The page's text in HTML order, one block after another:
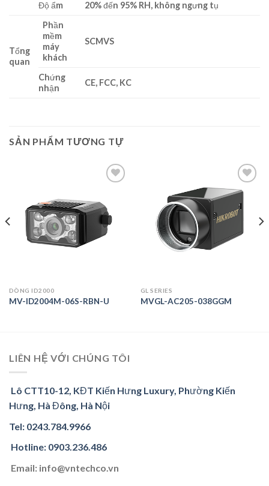
Độ ẩm
20% đến 95% RH, không ngưng tụ
Tổng
quan
Phần
mềm
máy
khách
SCMVS
Chứng
nhận
CE, FCC, KC
SẢN PHẨM TƯƠNG TỰ
DÒNG ID2000
MV-ID2004M-06S-RBN-U
Add to
GL SERIES
MVGL-AC205-038GGM
LIÊN HỆ VỚI CHÚNG TÔI
Lô CTT10-12, KĐT Kiến Hưng Luxury, Phường Kiến
Hưng, Hà Đông, Hà Nội
Tel: 0243.784.9966
Hotline: 0903.236.486
Email: info@vntechco.vn